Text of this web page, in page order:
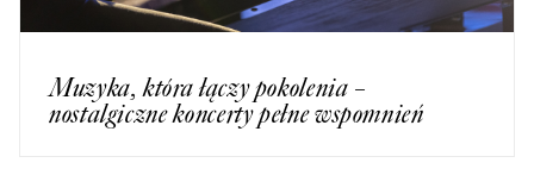
Muzyka, która łączy pokolenia –
nostalgiczne koncerty pełne wspomnień